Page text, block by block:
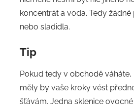
koncentrát a voda. Tedy
nebo sladidla.
Tip
Pokud tedy v obchodě
měly by vaše kroky vést
šťávám. Jedna sklenice